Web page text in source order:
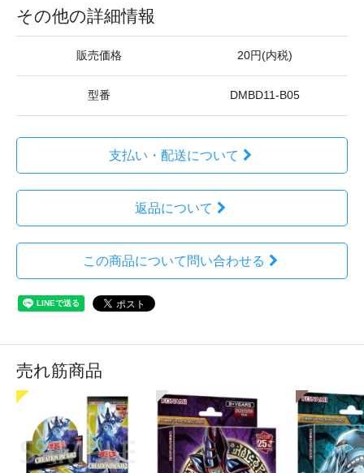
その他の詳細情報
販売価格 20円(内税)
型番 DMBD11-B05
支払い・配送について
返品について
この商品について問い合わせる
売れ筋商品